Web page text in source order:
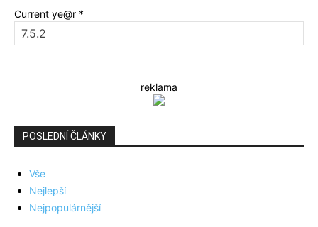
Current ye@r *
reklama
POSLEDNÍ ČLÁNKY
Vše
Nejlepší
Nejpopulárnější